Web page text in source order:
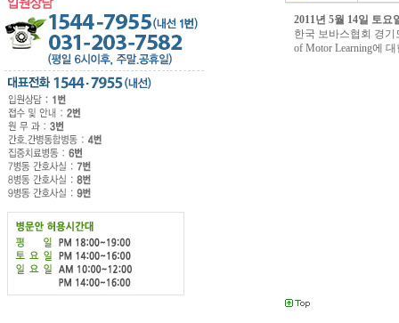
2011년 5월 14일 토요
한국 보바스협회 경
of Motor Learning에